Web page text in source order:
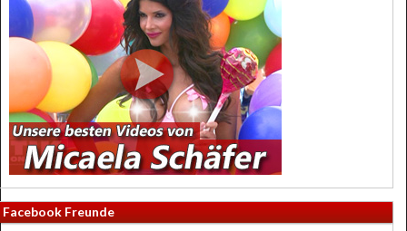
Facebook Freunde